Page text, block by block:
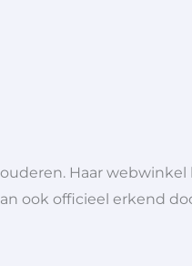
Haar
ook officieel erkend